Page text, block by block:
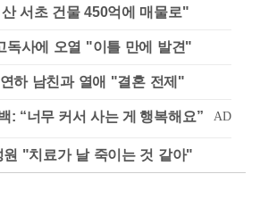
서초 건물 450억에 매물로"
독사에 오열 "이틀 만에 발견"
하 남친과 열애 "결혼 전제"
원 "치료가 날 죽이는 것 같아"